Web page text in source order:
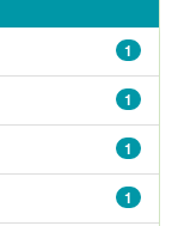
1
1
1
1